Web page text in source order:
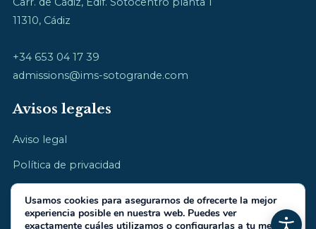
11310, Cádiz
+34 653 04 17 39
admissions@ims-sotogrande.com
Avisos legales
Aviso legal
Política de privacidad
Política de cookies
Usamos cookies para asegurarnos de ofrecerte la mejor
experiencia posible en nuestra web. Puedes ver
exactamente cuáles utilizamos o configurarlas a tu medida